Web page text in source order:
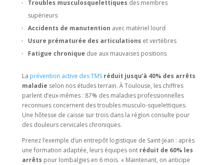
Troubles musculosquelettiques des membres
supérieurs
Accidents de manutention avec matériel lourd
Usure prématurée des articulations et vertèbres
Fatigue chronique due aux mauvaises positions
La prévention active des TMS réduit jusqu’à 40% des arrêts
maladie selon nos études terrain. À Toulouse, les chiffres
parlent d’eux-mêmes : 87% des maladies professionnelles
reconnues concernent des troubles musculo-squelettiques.
Une hôtesse de caisse sur trois dans la région consulte pour
des douleurs cervicales chroniques.
Prenez l’exemple d’un entrepôt logistique de Saint-Jean : après
une formation adaptée, leurs équipes ont réduit de 60% les
arrêts pour lombalgies en 6 mois. « Maintenant, on anticipe